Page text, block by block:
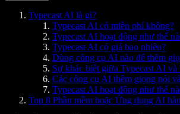
Typecast AI là gì?
Typecast AI có miễn phí không?
Typecast AI hoạt động như thế
Typecast AI có giá bao nhiêu?
Dùng công cụ AI nào để thêm
Sự khác biệt giữa Typecast AI
Các công cụ AI thêm giọng nói
Typecast AI hoạt động như thế
Top 8 Phần mềm hoặc Ứng dụng AI